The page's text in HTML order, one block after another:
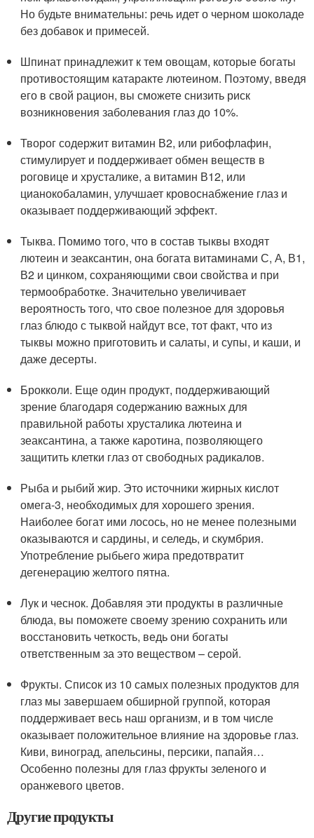
Но будьте внимательны: речь идет о черном шоколаде
без добавок и примесей.
Шпинат принадлежит к тем овощам, которые богаты
противостоящим катаракте лютеином. Поэтому, введя
его в свой рацион, вы сможете снизить риск
возникновения заболевания глаз до 10%.
Творог содержит витамин В2, или рибофлафин,
стимулирует и поддерживает обмен веществ в
роговице и хрусталике, а витамин В12, или
цианокобаламин, улучшает кровоснабжение глаз и
оказывает поддерживающий эффект.
Тыква. Помимо того, что в состав тыквы входят
лютеин и зеаксантин, она богата витаминами С, А, В1,
В2 и цинком, сохраняющими свои свойства и при
термообработке. Значительно увеличивает
вероятность того, что свое полезное для здоровья
глаз блюдо с тыквой найдут все, тот факт, что из
тыквы можно приготовить и салаты, и супы, и каши, и
даже десерты.
Брокколи. Еще один продукт, поддерживающий
зрение благодаря содержанию важных для
правильной работы хрусталика лютеина и
зеаксантина, а также каротина, позволяющего
защитить клетки глаз от свободных радикалов.
Рыба и рыбий жир. Это источники жирных кислот
омега-3, необходимых для хорошего зрения.
Наиболее богат ими лосось, но не менее полезными
оказываются и сардины, и селедь, и скумбрия.
Употребление рыбьего жира предотвратит
дегенерацию желтого пятна.
Лук и чеснок. Добавляя эти продукты в различные
блюда, вы поможете своему зрению сохранить или
восстановить четкость, ведь они богаты
ответственным за это веществом – серой.
Фрукты. Список из 10 самых полезных продуктов для
глаз мы завершаем обширной группой, которая
поддерживает весь наш организм, и в том числе
оказывает положительное влияние на здоровье глаз.
Киви, виноград, апельсины, персики, папайя…
Особенно полезны для глаз фрукты зеленого и
оранжевого цветов.
Другие продукты